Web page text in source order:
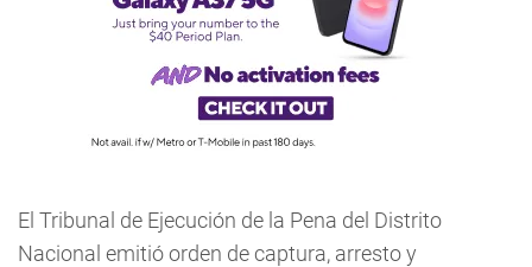
El Tribunal de Ejecución de la Pena del Distrito
Nacional emitió orden de captura, arresto y